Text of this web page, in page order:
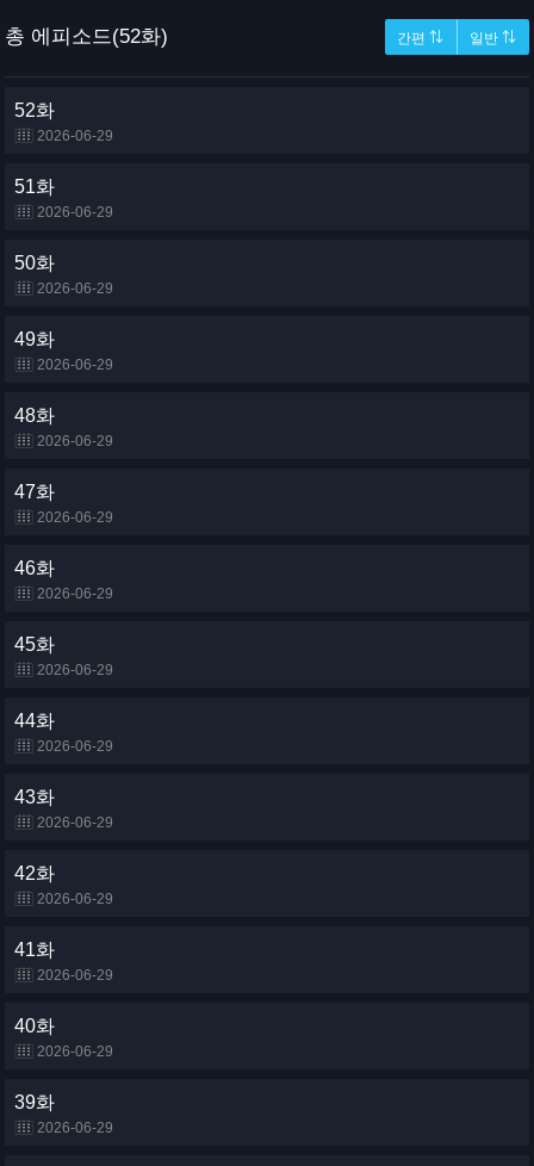
총 에피소드(52화) 간편 ⇅ 일반 ⇅
52화
2026-06-29
51화
2026-06-29
50화
2026-06-29
49화
2026-06-29
48화
2026-06-29
47화
2026-06-29
46화
2026-06-29
45화
2026-06-29
44화
2026-06-29
43화
2026-06-29
42화
2026-06-29
41화
2026-06-29
40화
2026-06-29
39화
2026-06-29